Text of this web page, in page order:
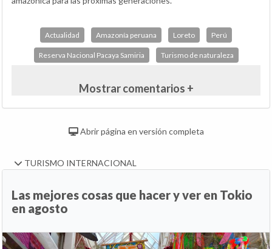
Actualidad Amazonía peruana Loreto Perú
Reserva Nacional Pacaya Samiria Turismo de naturaleza
Mostrar comentarios +
Abrir página en versión completa
TURISMO INTERNACIONAL
Las mejores cosas que hacer y ver en Tokio
en agosto
Anterior